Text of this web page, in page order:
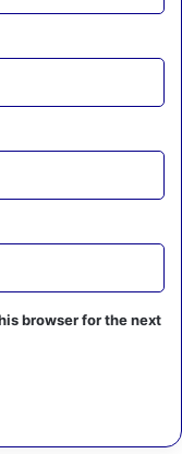
browser for the next